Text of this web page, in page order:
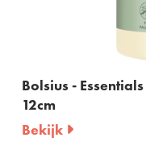
Bolsius -
12cm
Bekijk